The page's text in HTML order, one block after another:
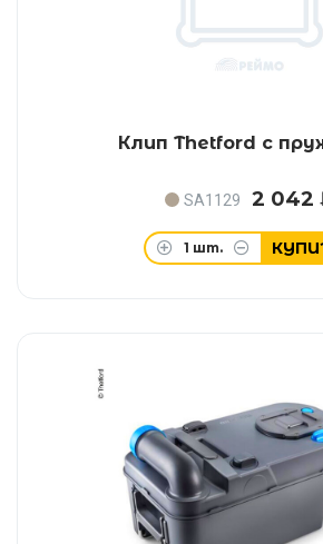
Клип Thetford с
SA1129 2 042
1 шт.